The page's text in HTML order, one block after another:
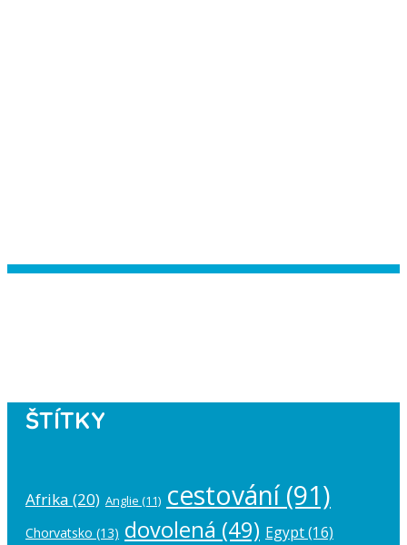
ŠTÍTKY
Afrika (20) Anglie (11) cestování(91)
Chorvatsko (13) dovolená (49) Egypt(16)